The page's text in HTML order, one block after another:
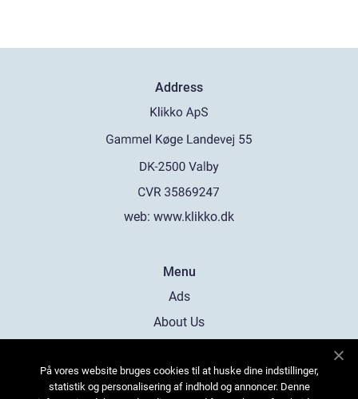
Address
web: www.klikko.dk
Menu
Ads
About Us
Contact
På vores website bruges cookies til at huske dine indstillinger,
statistik og personalisering af indhold og annoncer. Denne